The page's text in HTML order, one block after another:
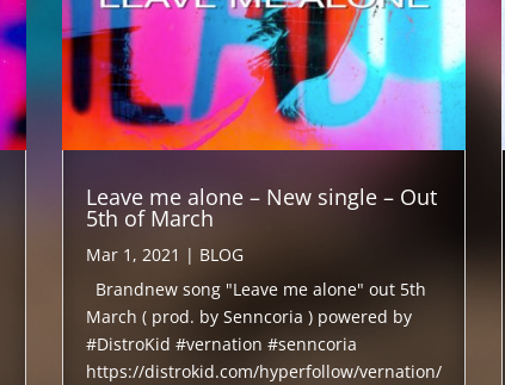
Leave me alone – New single – Out
5th of March
Mar 1, 2021 | BLOG
Brandnew song "Leave me alone" out 5th
March ( prod. by Senncoria ) powered by
#DistroKid #vernation #senncoria
https://distrokid.com/hyperfollow/vernation/